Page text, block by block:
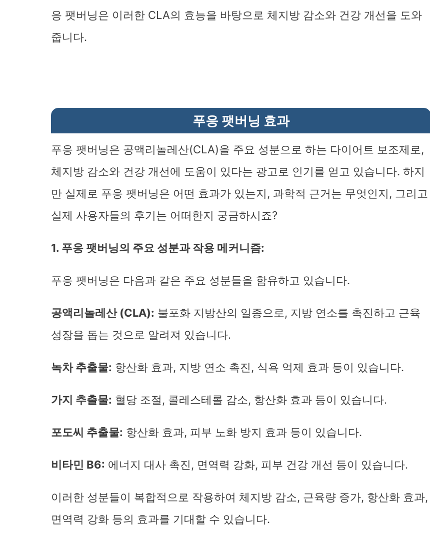
응 팻버닝은 이러한 CLA의 효능을 바탕으로 체지방 감소와 건강 개선을 도와
줍니다.
푸응 팻버닝 효과
푸응 팻버닝은 공액리놀레산(CLA)을 주요 성분으로 하는 다이어트 보조제로,
체지방 감소와 건강 개선에 도움이 있다는 광고로 인기를 얻고 있습니다. 하지
만 실제로 푸응 팻버닝은 어떤 효과가 있는지, 과학적 근거는 무엇인지, 그리고
실제 사용자들의 후기는 어떠한지 궁금하시죠?
1. 푸응 팻버닝의 주요 성분과 작용 메커니즘:
푸응 팻버닝은 다음과 같은 주요 성분들을 함유하고 있습니다.
공액리놀레산 (CLA): 불포화 지방산의 일종으로, 지방 연소를 촉진하고 근육
성장을 돕는 것으로 알려져 있습니다.
녹차 추출물: 항산화 효과, 지방 연소 촉진, 식욕 억제 효과 등이 있습니다.
가지 추출물: 혈당 조절, 콜레스테롤 감소, 항산화 효과 등이 있습니다.
포도씨 추출물: 항산화 효과, 피부 노화 방지 효과 등이 있습니다.
비타민 B6: 에너지 대사 촉진, 면역력 강화, 피부 건강 개선 등이 있습니다.
이러한 성분들이 복합적으로 작용하여 체지방 감소, 근육량 증가, 항산화 효과,
면역력 강화 등의 효과를 기대할 수 있습니다.
바로가기